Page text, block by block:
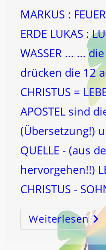
MARKUS :
ERDE LUKAS :
WASSER ... ...
drücken die 12
CHRISTUS =
APOSTEL sind
(Übersetzung!)
QUELLE - (aus
hervorgehen!!)
CHRISTUS -
Weiterlesen4
–
4